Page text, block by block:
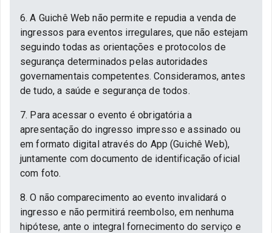
6. A Guichê Web não permite e repudia a venda de
ingressos para eventos irregulares, que não estejam
seguindo todas as orientações e protocolos de
segurança determinados pelas autoridades
governamentais competentes. Consideramos, antes
de tudo, a saúde e segurança de todos.
7. Para acessar o evento é obrigatória a
apresentação do ingresso impresso e assinado ou
em formato digital através do App (Guichê Web),
juntamente com documento de identificação oficial
com foto.
8. O não comparecimento ao evento invalidará o
ingresso e não permitirá reembolso, em nenhuma
hipótese, ante o integral fornecimento do serviço e